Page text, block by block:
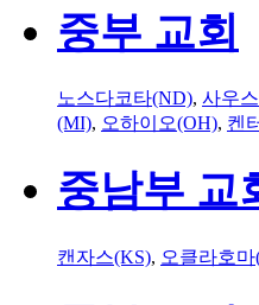
중부 교회
노스다코타(ND), 사우
(MI), 오하이오(OH), 켄
중남부 교
캔자스(KS), 오클라호